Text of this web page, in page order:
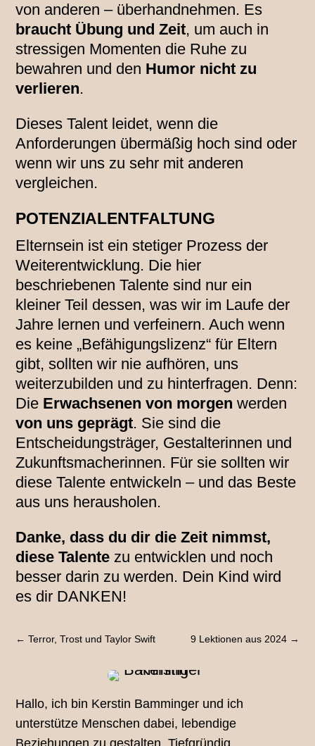
von anderen – überhandnehmen. Es
braucht Übung und Zeit, um auch in
stressigen Momenten die Ruhe zu
bewahren und den Humor nicht zu
verlieren.
Dieses Talent leidet, wenn die
Anforderungen übermäßig hoch sind oder
wenn wir uns zu sehr mit anderen
vergleichen.
POTENZIALENTFALTUNG
Elternsein ist ein stetiger Prozess der
Weiterentwicklung. Die hier
beschriebenen Talente sind nur ein
kleiner Teil dessen, was wir im Laufe der
Jahre lernen und verfeinern. Auch wenn
es keine „Befähigungslizenz“ für Eltern
gibt, sollten wir nie aufhören, uns
weiterzubilden und zu hinterfragen. Denn:
Die Erwachsenen von morgenwerden
von uns geprägt. Sie sind die
Entscheidungsträger, Gestalterinnen und
Zukunftsmacherinnen. Für sie sollten wir
diese Talente entwickeln – und das Beste
aus uns herausholen.
Danke, dass du dir die Zeit nimmst,
diese Talentezu entwicklen und noch
besser darin zu werden. Dein Kind wird
es dir DANKEN!
←Terror, Trost und Taylor Swift 9 Lektionen aus 2024→
Hallo, ich bin Kerstin Bamminger und ich
unterstütze Menschen dabei, lebendige